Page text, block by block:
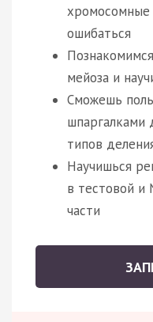
хромосомные
ошибаться
мейоза и
Сможешь
шпаргалками
типов
Научишься
в тестовой
части